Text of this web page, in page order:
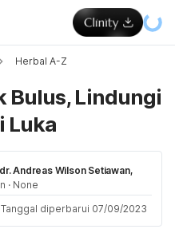
Herbal A-Z
Bulus, Lindungi
Luka
dr. Andreas Wilson Setiawan,
· None
Tanggal diperbarui 07/09/2023